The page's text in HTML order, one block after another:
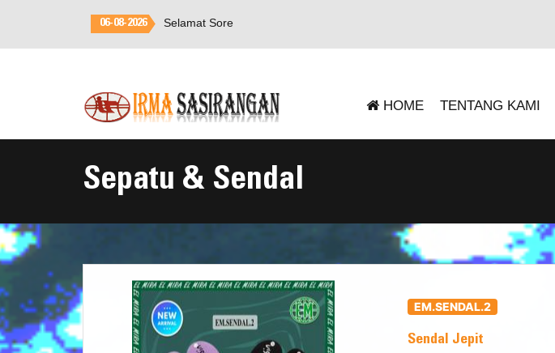
06-08-2026 Selamat Datang di
HOME TENTANG KAMI
Sepatu & Sendal
EM.SENDAL.2
Sendal Jepit